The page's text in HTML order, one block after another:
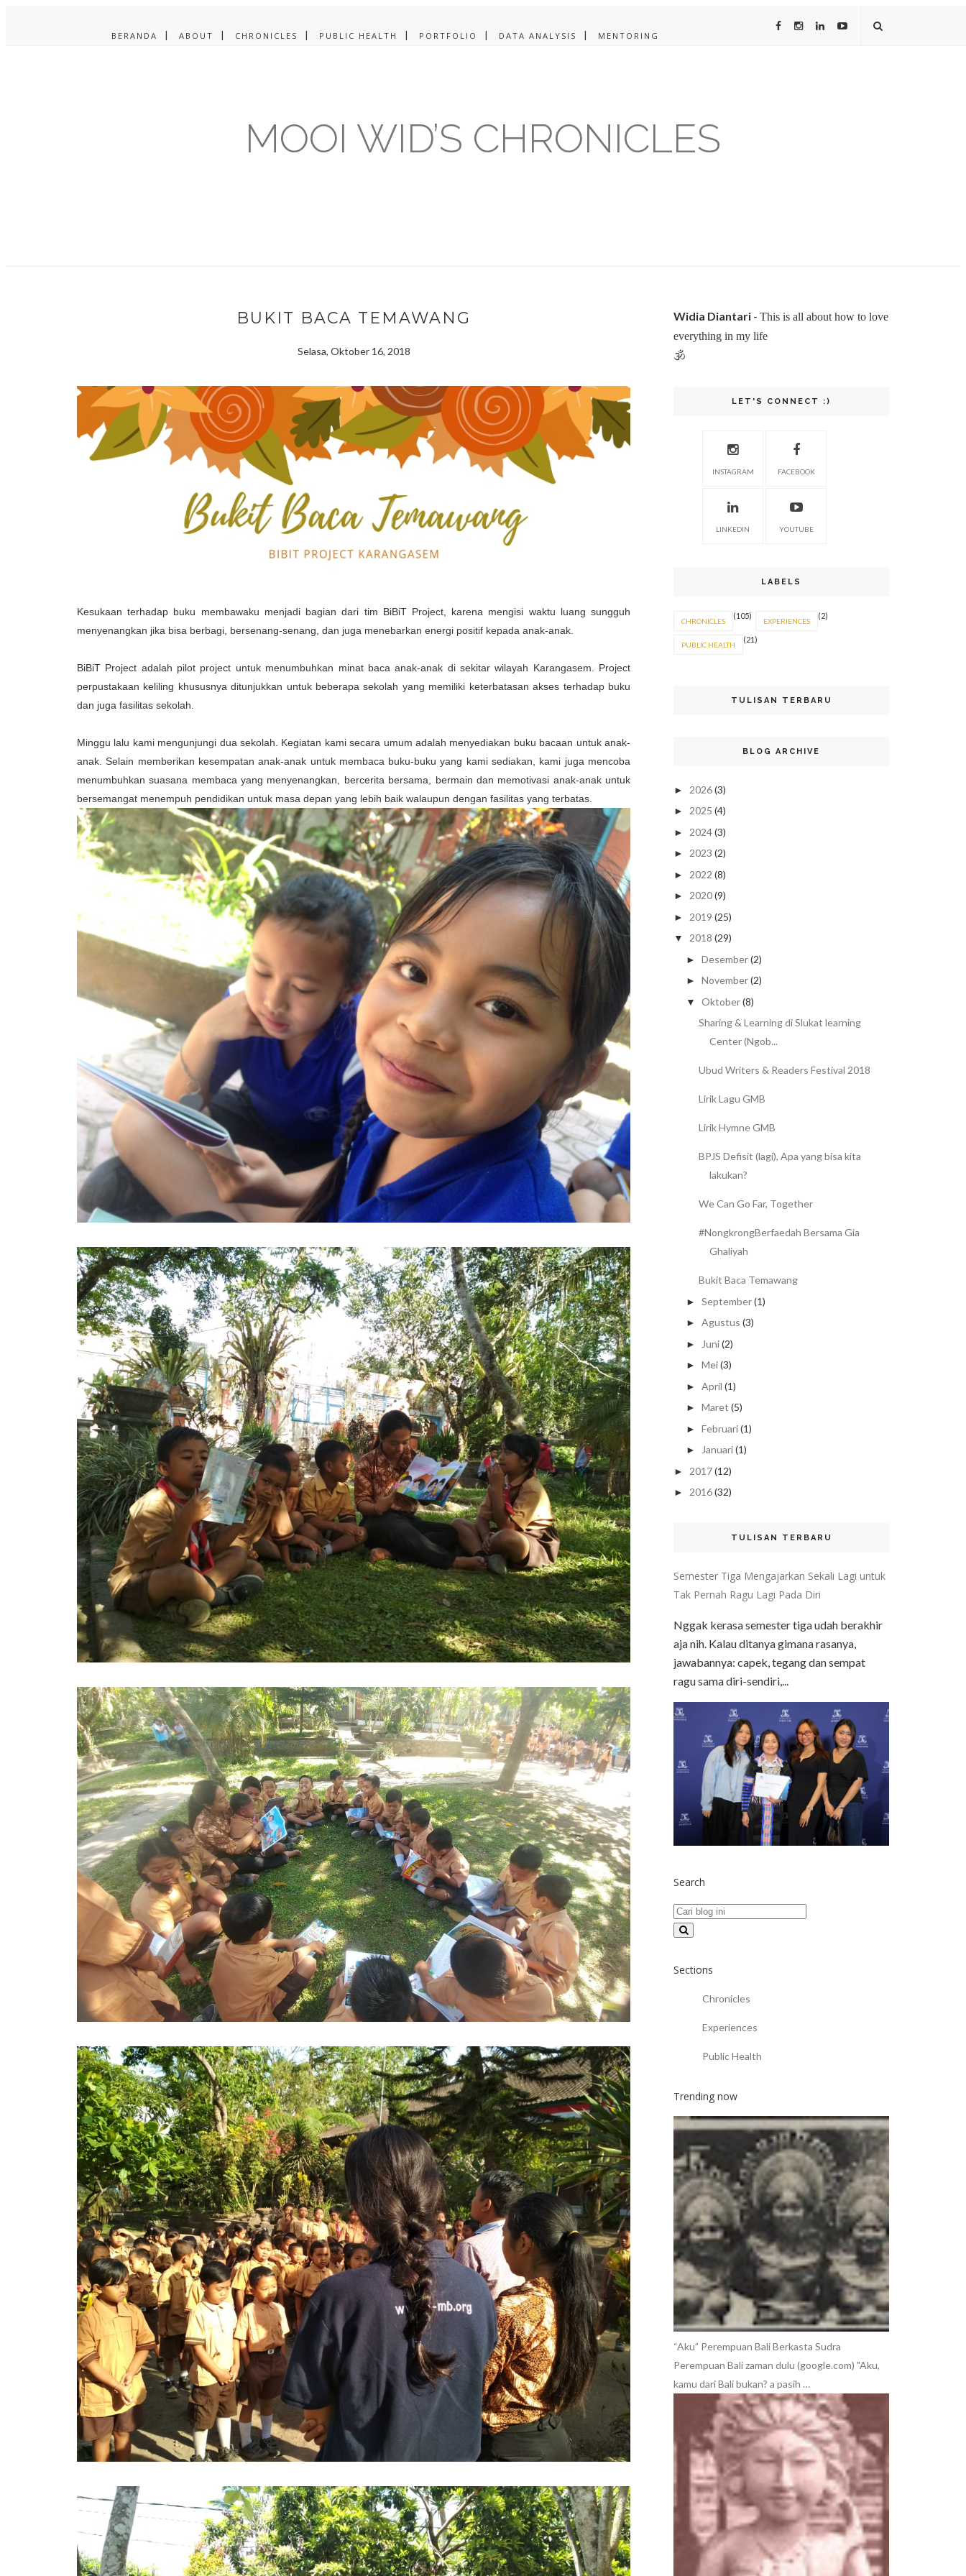
BERANDA ABOUT CHRONICLES PUBLIC HEALTH PORTFOLIO DATA ANALYSIS MENTORING
MOOI WID’S CHRONICLES
BUKIT BACA TEMAWANG
Selasa, Oktober 16, 2018
Kesukaan terhadap buku membawaku menjadi bagian dari tim BiBiT Project, karena mengisi waktu luang sungguh
menyenangkan jika bisa berbagi, bersenang-senang, dan juga menebarkan energi positif kepada anak-anak.
BiBiT Project adalah pilot project untuk menumbuhkan minat baca anak-anak di sekitar wilayah Karangasem. Project
perpustakaan keliling khususnya ditunjukkan untuk beberapa sekolah yang memiliki keterbatasan akses terhadap buku
dan juga fasilitas sekolah.
Minggu lalu kami mengunjungi dua sekolah. Kegiatan kami secara umum adalah menyediakan buku bacaan untuk anak-
anak. Selain memberikan kesempatan anak-anak untuk membaca buku-buku yang kami sediakan, kami juga mencoba
menumbuhkan suasana membaca yang menyenangkan, bercerita bersama, bermain dan memotivasi anak-anak untuk
bersemangat menempuh pendidikan untuk masa depan yang lebih baik walaupun dengan fasilitas yang terbatas.
Widia Diantari - This is all about how to love
everything in my life
🕉
LET'S CONNECT :)
INSTAGRAM FACEBOOK
LINKEDIN YOUTUBE
LABELS
CHRONICLES
(105)
EXPERIENCES
(2)
PUBLIC HEALTH
(21)
TULISAN TERBARU
BLOG ARCHIVE
► 2026(3)
► 2025 (4)
► 2024(3)
► 2023 (2)
► 2022 (8)
► 2020(9)
► 2019 (25)
▼ 2018 (29)
► Desember(2)
► November(2)
▼ Oktober(8)
Sharing & Learning di Slukat learning
Center (Ngob...
Ubud Writers & Readers Festival 2018
Lirik Lagu GMB
Lirik Hymne GMB
BPJS Defisit (lagi), Apa yang bisa kita
lakukan?
We Can Go Far, Together
#NongkrongBerfaedah Bersama Gia
Ghaliyah
Bukit Baca Temawang
► September(1)
► Agustus (3)
► Juni(2)
► Mei(3)
► April (1)
► Maret (5)
► Februari(1)
► Januari(1)
► 2017(12)
► 2016(32)
TULISAN TERBARU
Semester Tiga Mengajarkan Sekali Lagi untuk
Tak Pernah Ragu Lagi Pada Diri
Nggak kerasa semester tiga udah berakhir
aja nih. Kalau ditanya gimana rasanya,
jawabannya: capek, tegang dan sempat
ragu sama diri-sendiri,...
Search
Sections
Chronicles
Experiences
Public Health
Trending now
“Aku” Perempuan Bali Berkasta Sudra
Perempuan Bali zaman dulu (google.com) "Aku,
kamu dari Bali bukan? a pasih …